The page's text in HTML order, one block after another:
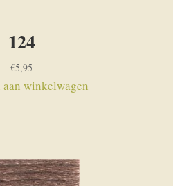
124
€5,95
aan winkelwagen